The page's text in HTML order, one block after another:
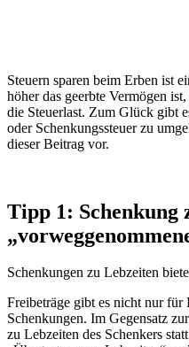
Steuern sparen beim Erben ist
höher das geerbte Vermögen
die Steuerlast. Zum Glück gibt
oder Schenkungssteuer zu
dieser Beitrag vor.
Tipp 1: Schenkung
Schenkungen zu Lebzeiten
Freibeträge gibt es nicht nur für
Schenkungen. Im Gegensatz
zu Lebzeiten des Schenkers